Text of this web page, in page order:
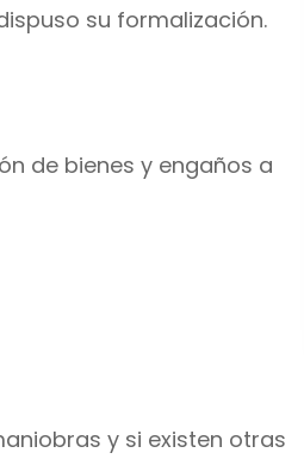
su formalización.
de bienes y engaños a
y si existen otras